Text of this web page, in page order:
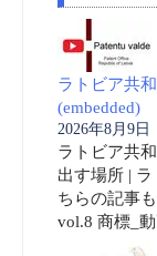
ラトビア共
(embedded)
2026年8月9日
ラトビア共
出す場所 |
ちらの記事
vol.8 商標_